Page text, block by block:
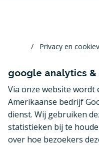
Privacy en
google analytics &
Via onze website wordt
Amerikaanse bedrijf
dienst. Wij gebruiken
statistieken bij te
over hoe bezoekers